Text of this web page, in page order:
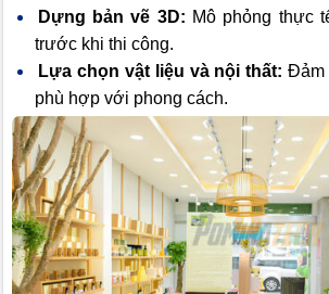
Dựng bản vẽ 3D: Mô phỏng thực
trước khi thi công.
Lựa chọn vật liệu và nội thất: Đảm
phù hợp với phong cách.